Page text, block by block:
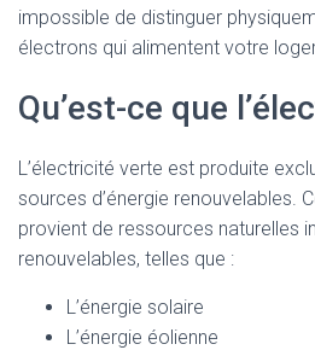
impossible de distinguer
électrons qui alimentent votre
Qu’est-ce que
L’électricité verte est produite
sources d’énergie renouvelables.
provient de ressources naturelles
renouvelables, telles que :
L’énergie solaire
L’énergie éolienne